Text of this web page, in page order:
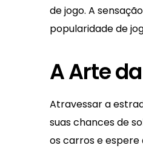
de jogo. A
popularidade de
A Arte
Atravessar a
suas chances de
os carros e espere